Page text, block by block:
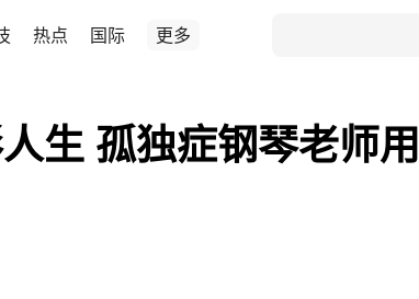
热点 国际 更多
生 孤独症钢琴老师用